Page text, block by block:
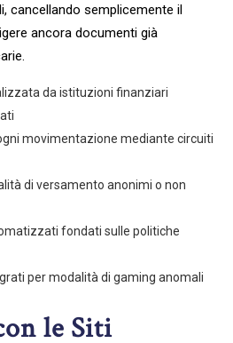
cancellando semplicemente il
ancora documenti già
da istituzioni finanziari
movimentazione mediante circuiti
di versamento anonimi o non
fondati sulle politiche
per modalità di gaming anomali
le Siti